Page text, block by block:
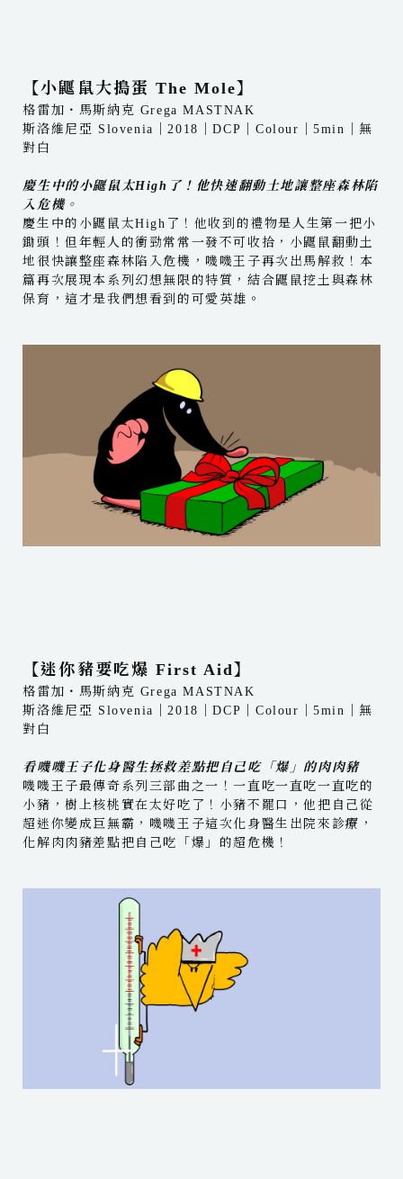
【小鼴鼠大搗蛋 The Mole】
格雷加・馬斯納克 Grega MASTNAK
斯洛維尼亞 Slovenia｜2018｜DCP｜Colour｜5min｜無
對白
慶生中的小鼴鼠太High了！他快速翻動土地讓整座森林陷
入危機。
慶生中的小鼴鼠太High了！他收到的禮物是人生第一把小
鋤頭！但年輕人的衝勁常常一發不可收拾，小鼴鼠翻動土
地很快讓整座森林陷入危機，嘰嘰王子再次出馬解救！本
篇再次展現本系列幻想無限的特質，結合鼴鼠挖土與森林
保育，這才是我們想看到的可愛英雄。
【迷你豬要吃爆 First Aid】
格雷加・馬斯納克 Grega MASTNAK
斯洛維尼亞 Slovenia｜2018｜DCP｜Colour｜5min｜無
對白
看嘰嘰王子化身醫生拯救差點把自己吃「爆」的肉肉豬
嘰嘰王子最傳奇系列三部曲之一！一直吃一直吃一直吃的
小豬，樹上核桃實在太好吃了！小豬不罷口，他把自己從
超迷你變成巨無霸，嘰嘰王子這次化身醫生出院來診療，
化解肉肉豬差點把自己吃「爆」的超危機！